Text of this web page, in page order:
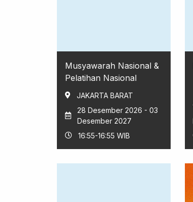
Musyawarah Nasional &
Pelatihan Nasional
JAKARTA BARAT
28 Desember 2026 - 03
Desember 2027
16:55-16:55 WIB